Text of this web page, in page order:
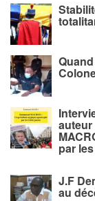
auteur
par
J.F
au